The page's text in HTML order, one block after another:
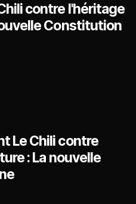
contre l'héritage
Constitution
Le Chili contre
: La nouvelle